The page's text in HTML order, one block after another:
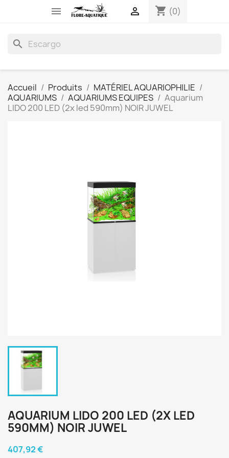
 shopping_cart (0)

search
Accueil Produits
MATÉRIEL AQUARIOPHILIE
AQUARIUMS
AQUARIUMS EQUIPES
Aquarium
LIDO 200 LED (2x led 590mm) NOIR JUWEL
AQUARIUM LIDO 200 LED (2X LED
590MM) NOIR JUWEL
407,92 €